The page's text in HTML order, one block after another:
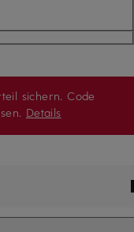
sichern. Code
Details